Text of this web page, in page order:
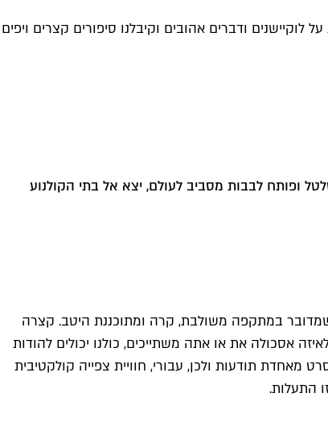
ודברים אהובים וקיבלנו סיפורים קצרים ויפים
ופותח לבבות מסביב לעולם, יצא אל בתי הקולנוע
שמדובר במתקפה משולבת, קרה ומתוכננת היטב. קצרה
אסכולה את או אתה משתייכים, כולנו יכולים להודות
תודעות ולכן, עבורי, חוויית צפייה קולקטיבית
התעלות.